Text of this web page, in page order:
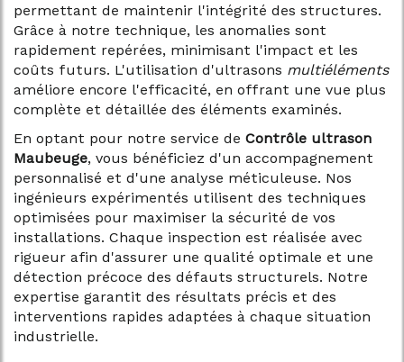
permettant de maintenir l'intégrité des structures.
Grâce à notre technique, les anomalies sont
rapidement repérées, minimisant l'impact et les
coûts futurs. L'utilisation d'ultrasons multiéléments
améliore encore l'efficacité, en offrant une vue plus
complète et détaillée des éléments examinés.
En optant pour notre service de Contrôle ultrason
Maubeuge, vous bénéficiez d'un accompagnement
personnalisé et d'une analyse méticuleuse. Nos
ingénieurs expérimentés utilisent des techniques
optimisées pour maximiser la sécurité de vos
installations. Chaque inspection est réalisée avec
rigueur afin d'assurer une qualité optimale et une
détection précoce des défauts structurels. Notre
expertise garantit des résultats précis et des
interventions rapides adaptées à chaque situation
industrielle.